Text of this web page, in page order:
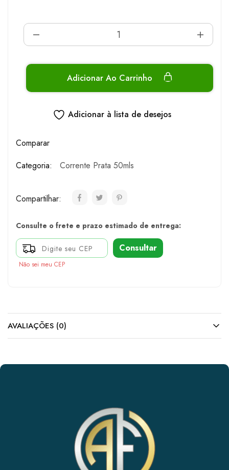
Adicionar Ao Carrinho
Adicionar à lista de desejos
Comparar
Categoria:
Corrente Prata 50mls
Compartilhar:
Consulte o frete e prazo estimado de entrega:
Consultar
Não sei meu CEP
AVALIAÇÕES (0)